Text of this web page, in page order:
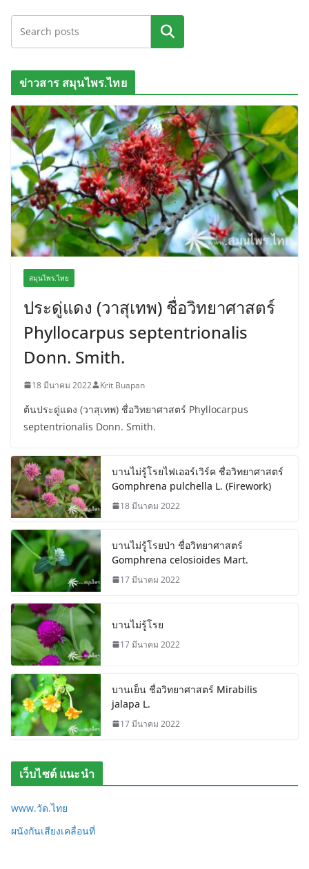
ค้นหา
ข่าวสาร สมุนไพร.ไทย
สมุนไพร.ไทย
ประดู่แดง (วาสุเทพ) ชื่อวิทยาศาสตร์
Phyllocarpus septentrionalis
Donn. Smith.
18 มีนาคม 2022 Krit Buapan
ต้นประดู่แดง (วาสุเทพ) ชื่อวิทยาศาสตร์ Phyllocarpus
septentrionalis Donn. Smith.
บานไม่รู้โรยไฟเออร์เวิร์ค ชื่อวิทยาศาสตร์
Gomphrena pulchella L. (Firework)
18 มีนาคม 2022
บานไม่รู้โรยป่า ชื่อวิทยาศาสตร์
Gomphrena celosioides Mart.
17 มีนาคม 2022
บานไม่รู้โรย
17 มีนาคม 2022
บานเย็น ชื่อวิทยาศาสตร์ Mirabilis
jalapa L.
17 มีนาคม 2022
เว็บไซต์ แนะนำ
www.วัด.ไทย
ผนังกันเสียงเคลื่อนที่